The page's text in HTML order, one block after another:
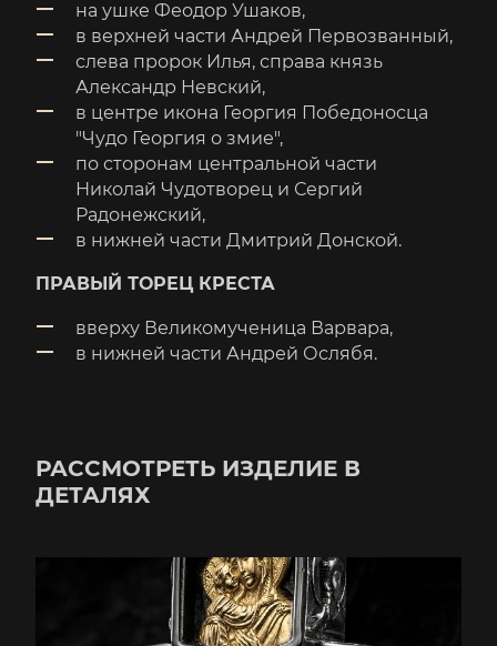
на ушке Феодор Ушаков,
в верхней части Андрей Первозванный,
слева пророк Илья, справа князь
Александр Невский,
в центре икона Георгия Победоносца
"Чудо Георгия о змие",
по сторонам центральной части
Николай Чудотворец и Сергий
Радонежский,
в нижней части Дмитрий Донской.
ПРАВЫЙ ТОРЕЦ КРЕСТА
вверху Великомученица Варвара,
в нижней части Андрей Ослябя.
РАССМОТРЕТЬ ИЗДЕЛИЕ В
ДЕТАЛЯХ